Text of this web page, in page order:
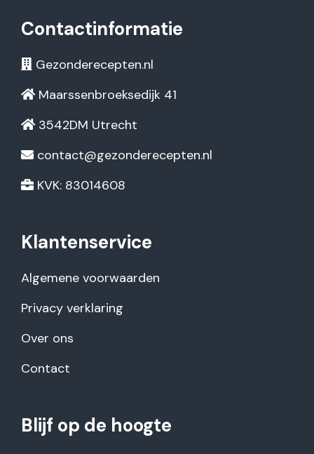
Contactinformatie
Gezonderecepten.nl
Maarssenbroeksedijk 41
3542DM Utrecht
contact@gezonderecepten.nl
KVK: 83014608
Klantenservice
Algemene voorwaarden
Privacy verklaring
Over ons
Contact
Blijf op de hoogte